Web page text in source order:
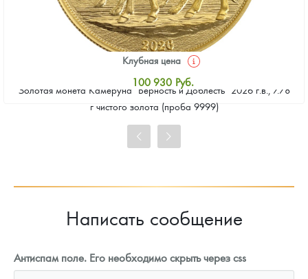
Золотая монета Камеруна "Верность и Доблесть" 2026 г.в., 7.78
г чистого золота (проба 9999)
Клубная цена
100 930 Руб.
Стандартная цена
Цена выкупа
Написать сообщение
Антиспам поле. Его необходимо скрыть через css